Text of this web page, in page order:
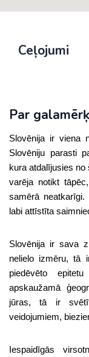
Ceļojumi
Par
Slovēnija ir viena
Slovēniju parasti
kura atdalījusies
varēja notikt
samērā
labi attīstīta
Slovēnija ir sava
nelielo izmēru, tā
piedēvēto
apskaužamā
jūras, tā ir
veidojumiem,
Iespaidīgās